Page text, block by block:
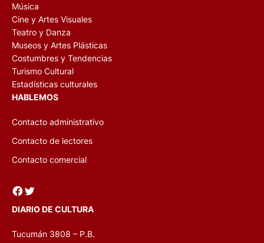
Música
Cine y Artes Visuales
Teatro y Danza
Museos y Artes Plásticas
Costumbres y Tendencias
Turismo Cultural
Estadísticas culturales
HABLEMOS
Contacto administrativo
Contacto de lectores
Contacto comercial
Facebook Twitter
DIARIO DE CULTURA
Tucumán 3808 – P.B.